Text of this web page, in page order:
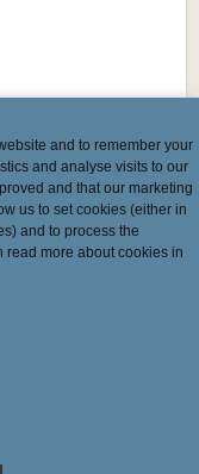
and to remember your
and analyse visits to our
and that our marketing
us to set cookies (either in
and to process the
read more about cookies in